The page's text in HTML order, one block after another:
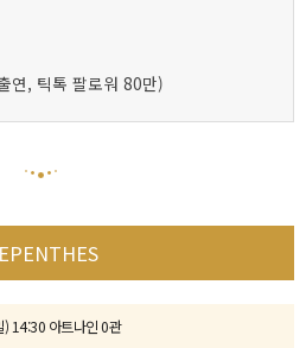
연, 틱톡 팔로워 80만)
14:30 아트나인 0관